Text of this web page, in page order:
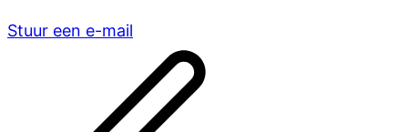
Stuur een e-mail